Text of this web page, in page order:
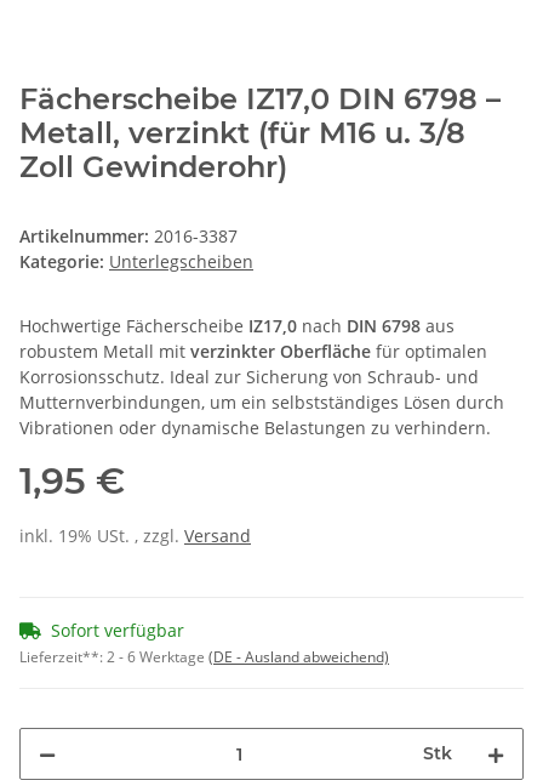
Fächerscheibe IZ17,0 DIN 6798 –
Metall, verzinkt (für M16 u. 3/8
Zoll Gewinderohr)
Artikelnummer: 2016-3387
Kategorie: Unterlegscheiben
Hochwertige Fächerscheibe IZ17,0 nach DIN 6798 aus
robustem Metall mit verzinkter Oberfläche für optimalen
Korrosionsschutz. Ideal zur Sicherung von Schraub- und
Mutternverbindungen, um ein selbstständiges Lösen durch
Vibrationen oder dynamische Belastungen zu verhindern.
1,95 €
inkl. 19% USt. , zzgl. Versand
Sofort verfügbar
Lieferzeit**:2 - 6 Werktage (DE - Ausland abweichend)
Stk